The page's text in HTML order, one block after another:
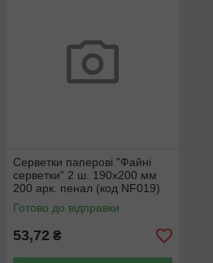
Серветки паперові "Файні
серветки" 2 ш. 190х200 мм
200 арк. пенал (код NF019)
Готово до відправки
53,72 ₴